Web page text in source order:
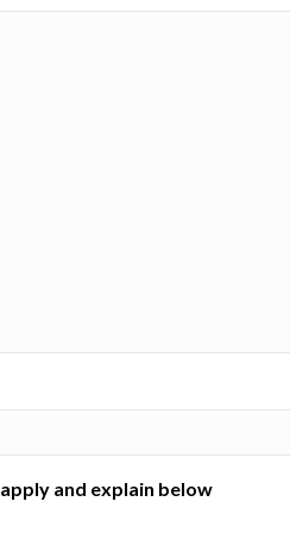
and explain below.